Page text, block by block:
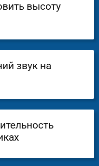
высоту
звук на